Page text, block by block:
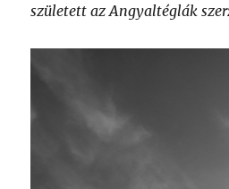
született az Angyaltéglák